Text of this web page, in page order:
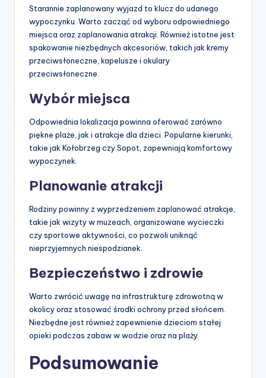
Starannie zaplanowany wyjazd to klucz do udanego
wypoczynku. Warto zacząć od wyboru odpowiedniego
miejsca oraz zaplanowania atrakcji. Również istotne jest
spakowanie niezbędnych akcesoriów, takich jak kremy
przeciwsłoneczne, kapelusze i okulary
przeciwsłoneczne.
Wybór miejsca
Odpowiednia lokalizacja powinna oferować zarówno
piękne plaże, jak i atrakcje dla dzieci. Popularne kierunki,
takie jak Kołobrzeg czy Sopot, zapewniają komfortowy
wypoczynek.
Planowanie atrakcji
Rodziny powinny z wyprzedzeniem zaplanować atrakcje,
takie jak wizyty w muzeach, organizowane wycieczki
czy sportowe aktywności, co pozwoli uniknąć
nieprzyjemnych niespodzianek.
Bezpieczeństwo i zdrowie
Warto zwrócić uwagę na infrastrukturę zdrowotną w
okolicy oraz stosować środki ochrony przed słońcem.
Niezbędne jest również zapewnienie dzieciom stałej
opieki podczas zabaw w wodzie oraz na plaży.
Podsumowanie